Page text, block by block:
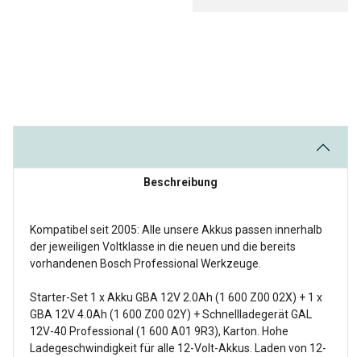
Beschreibung
Kompatibel seit 2005: Alle unsere Akkus passen innerhalb
der jeweiligen Voltklasse in die neuen und die bereits
vorhandenen Bosch Professional Werkzeuge.
Starter-Set 1 x Akku GBA 12V 2.0Ah (1 600 Z00 02X) + 1 x
GBA 12V 4.0Ah (1 600 Z00 02Y) + Schnellladegerät GAL
12V-40 Professional (1 600 A01 9R3), Karton. Hohe
Ladegeschwindigkeit für alle 12-Volt-Akkus. Laden von 12-